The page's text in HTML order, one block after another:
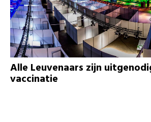
Alle Leuvenaars zijn
vaccinatie